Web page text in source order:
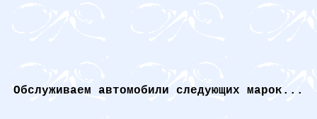
Обслуживаем автомобили следующих марок...